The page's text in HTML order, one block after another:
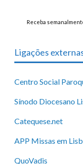
Receba
Ligações
Centro Social
Sínodo Diocesano
Catequese.net
APP Missas em
QuoVadis